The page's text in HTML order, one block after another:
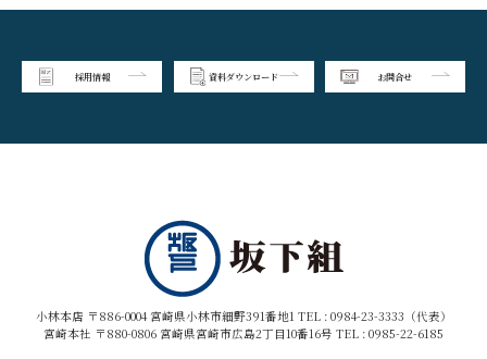
採用情報 資料ダウンロード お問合せ
小林本店 〒886-0004 宮崎県小林市細野391番地1 TEL : 0984-23-3333（代表）
宮崎本社 〒880-0806 宮崎県宮崎市広島2丁目10番16号 TEL : 0985-22-6185